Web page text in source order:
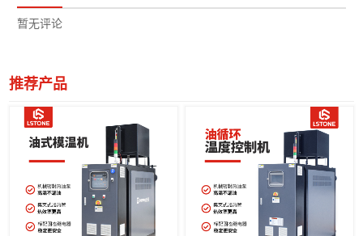
暂无评论
推荐产品